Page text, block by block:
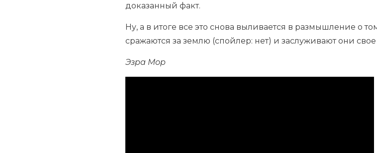
доказанный факт.
Ну, а в итоге все это снова выливается в размышление о
сражаются за землю (спойлер: нет) и заслуживают они свое
Эзра Мор